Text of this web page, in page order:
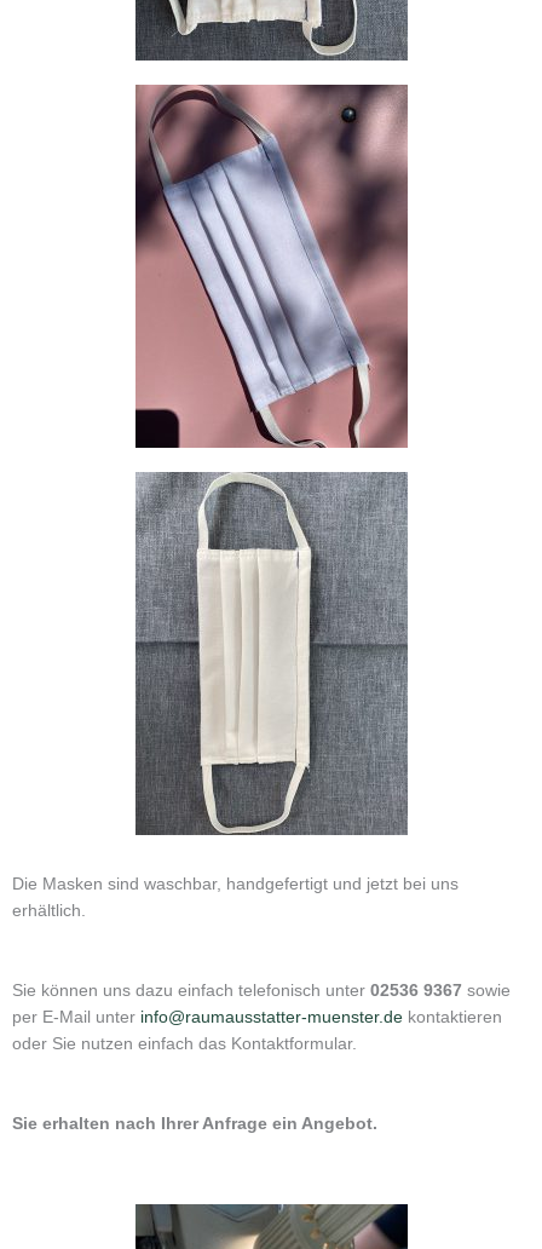
Die Masken sind waschbar, handgefertigt und jetzt bei uns
erhältlich.
Sie können uns dazu einfach telefonisch unter 02536 9367 sowie
per E-Mail unter info@raumausstatter-muenster.de kontaktieren
oder Sie nutzen einfach das Kontaktformular.
Sie erhalten nach Ihrer Anfrage ein Angebot.